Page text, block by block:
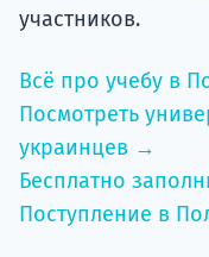
участников.
Всё про учебу в
Посмотреть
украинцев →
Бесплатно
Поступление в